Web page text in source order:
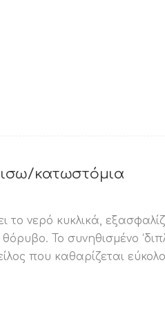
κατωστόμια
το νερό κυκλικά,
Το συνηθισμένο
που καθαρίζεται